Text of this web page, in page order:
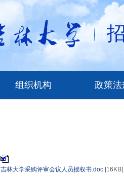
组织机构 政策法
吉林大学采购评审会议人员授权书.doc [16KB]